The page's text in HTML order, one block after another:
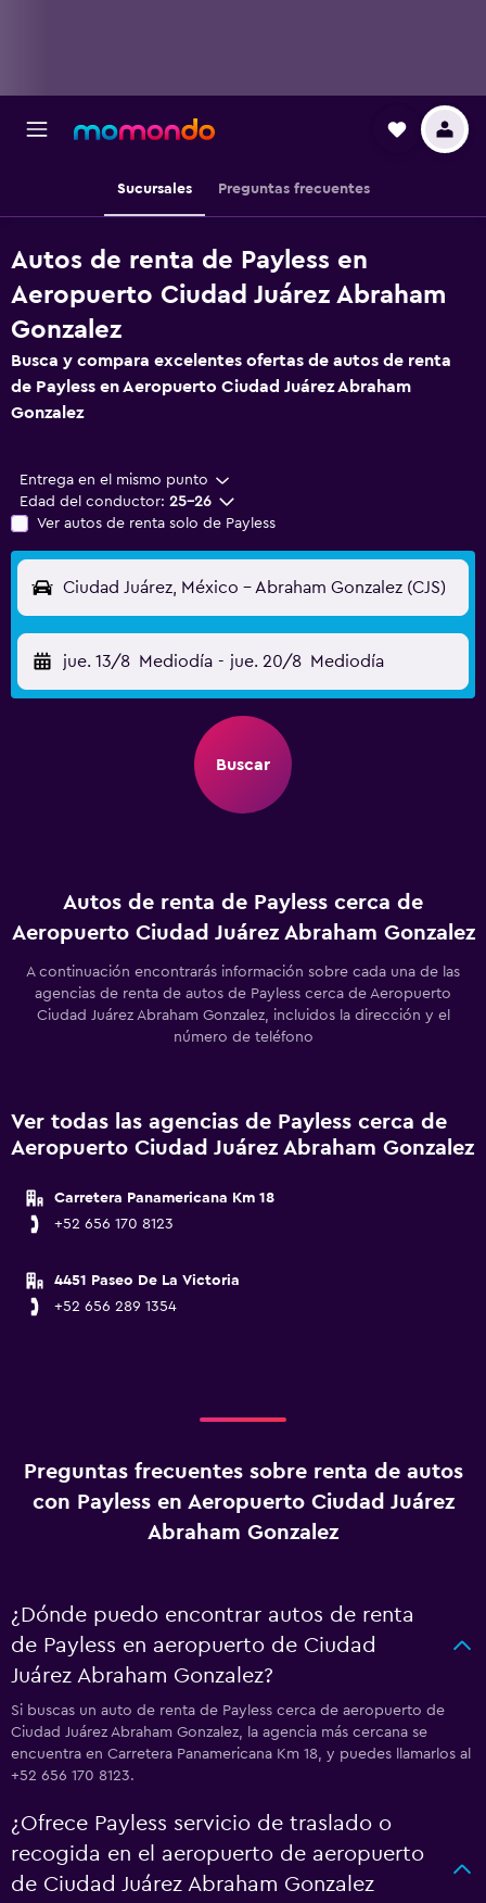
Sucursales Preguntas frecuentes
Autos de renta de Payless en
Aeropuerto Ciudad Juárez Abraham
Gonzalez
Busca y compara excelentes ofertas de autos de renta
de Payless en Aeropuerto Ciudad Juárez Abraham
Gonzalez
Entrega en el mismo punto
Edad del conductor: 25-26
Ver autos de renta solo de Payless
Ciudad Juárez, México - Abraham Gonzalez (CJS)
jue. 13/8 Mediodía - jue. 20/8 Mediodía
Buscar
Autos de renta de Payless cerca de
Aeropuerto Ciudad Juárez Abraham Gonzalez
A continuación encontrarás información sobre cada una de las
agencias de renta de autos de Payless cerca de Aeropuerto
Ciudad Juárez Abraham Gonzalez, incluidos la dirección y el
número de teléfono
Ver todas las agencias de Payless cerca de
Aeropuerto Ciudad Juárez Abraham Gonzalez
Carretera Panamericana Km 18
+52 656 170 8123
4451 Paseo De La Victoria
+52 656 289 1354
Preguntas frecuentes sobre renta de autos
con Payless en Aeropuerto Ciudad Juárez
Abraham Gonzalez
¿Dónde puedo encontrar autos de renta
de Payless en aeropuerto de Ciudad
Juárez Abraham Gonzalez?
Si buscas un auto de renta de Payless cerca de aeropuerto de
Ciudad Juárez Abraham Gonzalez, la agencia más cercana se
encuentra en Carretera Panamericana Km 18, y puedes llamarlos al
+52 656 170 8123.
¿Ofrece Payless servicio de traslado o
recogida en el aeropuerto de aeropuerto
de Ciudad Juárez Abraham Gonzalez